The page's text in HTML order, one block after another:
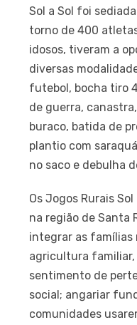
Sol a Sol foi
torno de 400
idosos, tiveram a
diversas
futebol, bocha tiro
de guerra,
buraco, batida de
plantio com
no saco e debulha
Os Jogos Rurais
na região de Santa
integrar as famílias
agricultura
sentimento de
social; angariar
comunidades